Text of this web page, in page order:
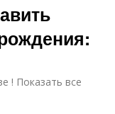
! Показать все